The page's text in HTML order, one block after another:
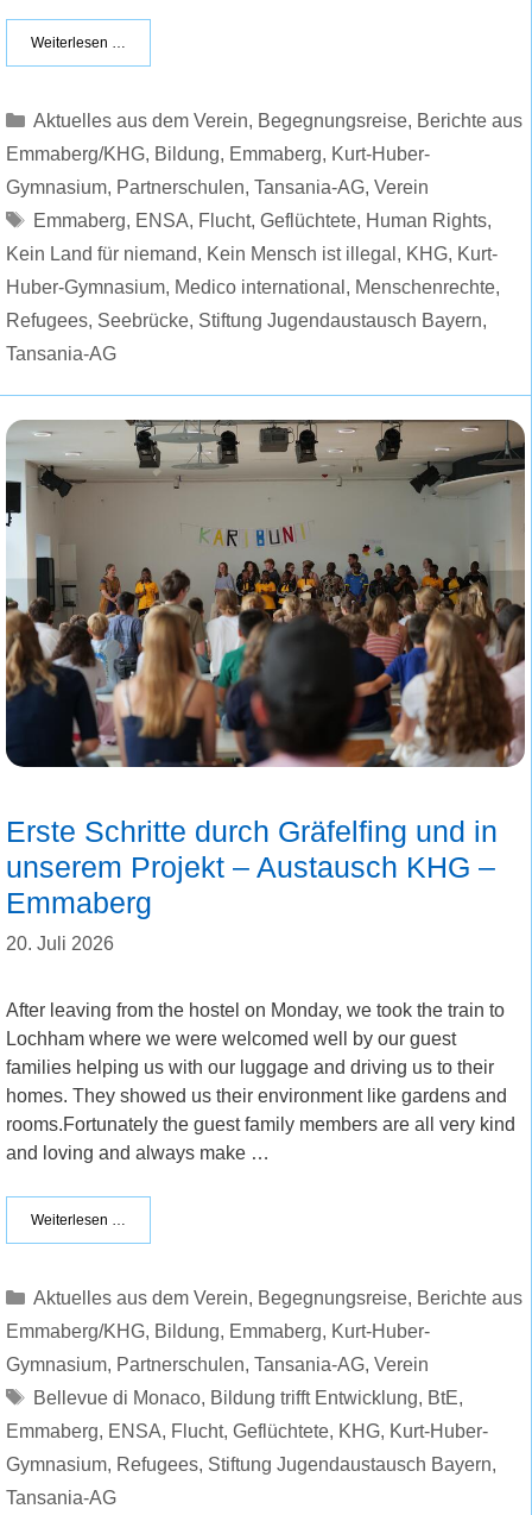
Weiterlesen …
Kategorien
Aktuelles aus dem Verein, Begegnungsreise, Berichte aus
Emmaberg/KHG, Bildung, Emmaberg, Kurt-Huber-
Gymnasium, Partnerschulen, Tansania-AG, Verein
Schlagwörter
Emmaberg, ENSA, Flucht, Geflüchtete, Human Rights,
Kein Land für niemand, Kein Mensch ist illegal , KHG, Kurt-
Huber-Gymnasium, Medico international , Menschenrechte,
Refugees, Seebrücke, Stiftung Jugendaustausch Bayern,
Tansania-AG
Erste Schritte durch Gräfelfing und in
unserem Projekt – Austausch KHG –
Emmaberg
20. Juli 2026
After leaving from the hostel on Monday, we took the train to
Lochham where we were welcomed well by our guest
families helping us with our luggage and driving us to their
homes. They showed us their environment like gardens and
rooms.Fortunately the guest family members are all very kind
and loving and always make …
Weiterlesen …
Kategorien
Aktuelles aus dem Verein, Begegnungsreise, Berichte aus
Emmaberg/KHG, Bildung, Emmaberg, Kurt-Huber-
Gymnasium, Partnerschulen, Tansania-AG, Verein
Schlagwörter
Bellevue di Monaco, Bildung trifft Entwicklung, BtE,
Emmaberg, ENSA, Flucht, Geflüchtete, KHG, Kurt-Huber-
Gymnasium, Refugees, Stiftung Jugendaustausch Bayern,
Tansania-AG